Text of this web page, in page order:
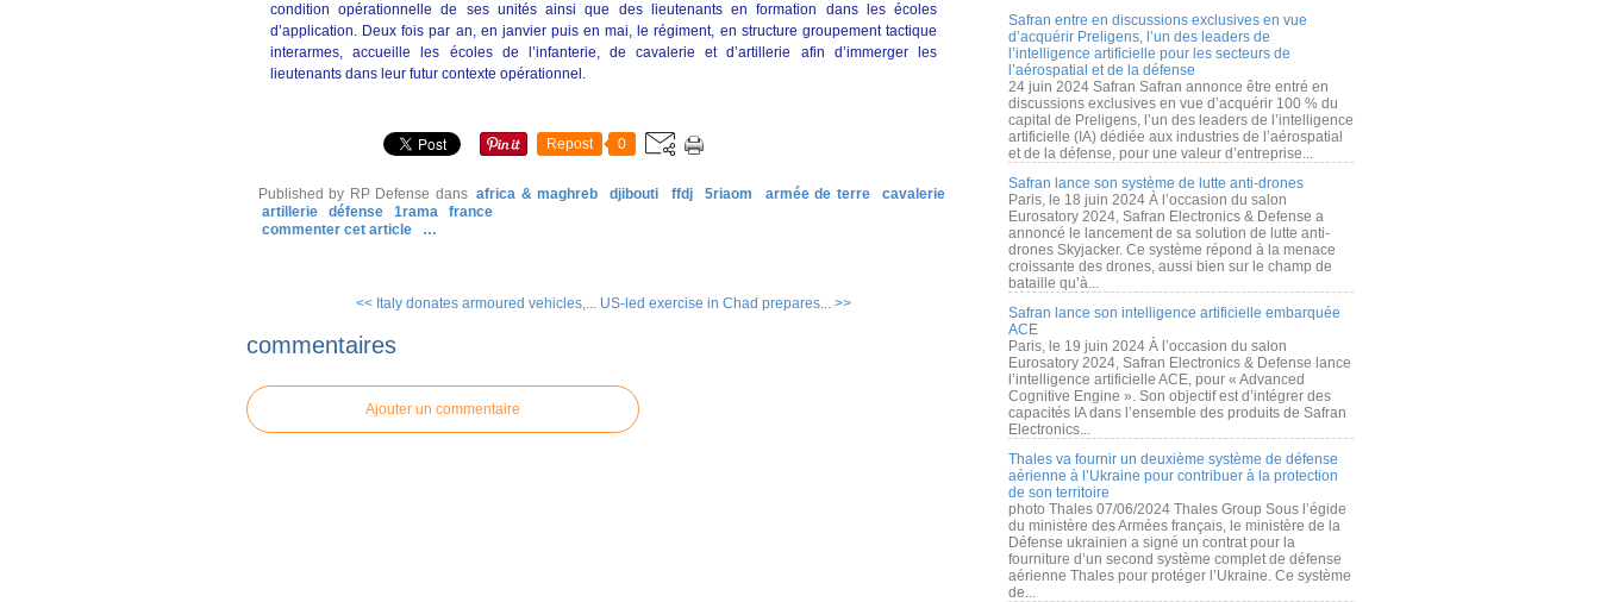
condition opérationnelle de ses unités ainsi que des lieutenants en formation dans les écoles
d’application. Deux fois par an, en janvier puis en mai, le régiment, en structure groupement tactique
interarmes, accueille les écoles de l’infanterie, de cavalerie et d’artillerie afin d’immerger les
lieutenants dans leur futur contexte opérationnel.
Repost 0
Published by RP Defense dans africa & maghreb djibouti ffdj 5riaom armée de terre
cavalerie
artillerie
défense 1rama
france
commenter cet article
…
<< Italy donates armoured vehicles,... US-led exercise in Chad prepares... >>
commentaires
Ajouter un commentaire
Safran entre en discussions exclusives en vue
d’acquérir Preligens, l’un des leaders de
l’intelligence artificielle pour les secteurs de
l’aérospatial et de la défense
24 juin 2024 Safran Safran annonce être entré en
discussions exclusives en vue d’acquérir 100 % du
capital de Preligens, l’un des leaders de l’intelligence
artificielle (IA) dédiée aux industries de l’aérospatial
et de la défense, pour une valeur d’entreprise...
Safran lance son système de lutte anti-drones
Paris, le 18 juin 2024 À l’occasion du salon
Eurosatory 2024, Safran Electronics & Defense a
annoncé le lancement de sa solution de lutte anti-
drones Skyjacker. Ce système répond à la menace
croissante des drones, aussi bien sur le champ de
bataille qu’à...
Safran lance son intelligence artificielle embarquée
ACE
Paris, le 19 juin 2024 À l’occasion du salon
Eurosatory 2024, Safran Electronics & Defense lance
l’intelligence artificielle ACE, pour « Advanced
Cognitive Engine ». Son objectif est d’intégrer des
capacités IA dans l’ensemble des produits de Safran
Electronics...
Thales va fournir un deuxième système de défense
aérienne à l’Ukraine pour contribuer à la protection
de son territoire
photo Thales 07/06/2024 Thales Group Sous l’égide
du ministère des Armées français, le ministère de la
Défense ukrainien a signé un contrat pour la
fourniture d’un second système complet de défense
aérienne Thales pour protéger l’Ukraine. Ce système
de...